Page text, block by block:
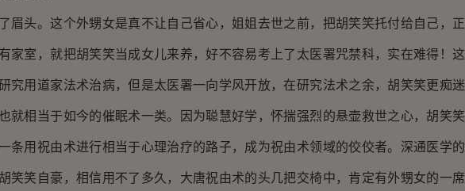
眉头。这个外甥女是真不让自己省心，姐姐去世之前，把胡笑笑托付给自己，正
家室，就把胡笑笑当成女儿来养，好不容易考上了太医署咒禁科，实在难得！这
究用道家法术治病，但是太医署一向学风开放，在研究法术之余，胡笑笑更痴迷
就相当于如今的催眠术一类。因为聪慧好学，怀揣强烈的悬壶救世之心，胡笑笑
条用祝由术进行相当于心理治疗的路子，成为祝由术领域的佼佼者。深通医学的
笑笑自豪，相信用不了多久，大唐祝由术的头几把交椅中，肯定有外甥女的一席